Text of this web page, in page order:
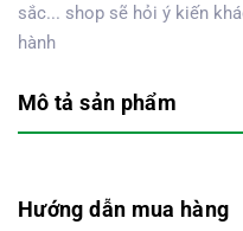
sắc... shop sẽ hỏi ý kiến
hành
Mô tả sản phẩm
Hướng dẫn mua hàng